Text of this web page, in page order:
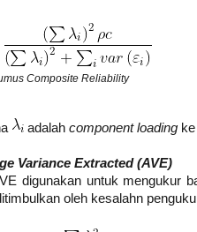
Composite Reliability
adalah component loadingke
Variance Extracted (AVE)
digunakan untuk mengukur
oleh kesalahn